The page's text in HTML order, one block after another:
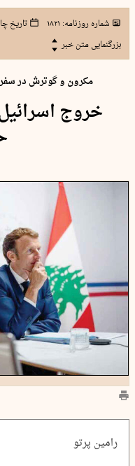
شماره روزنامه: ۱۸۲۱ تاریخ
بزرگنمایی متن خبر
مکرون و گوترش در
خروج
رامین پرتو